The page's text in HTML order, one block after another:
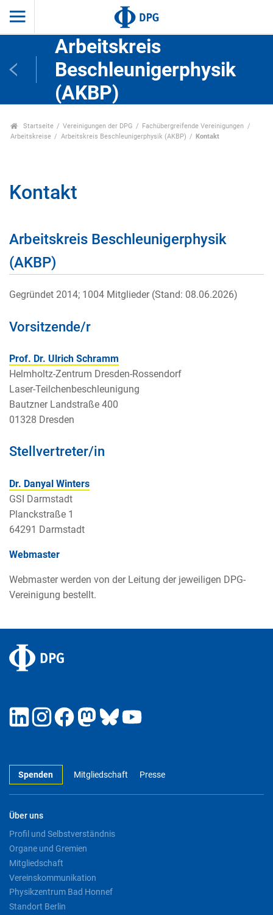
Arbeitskreis
Beschleunigerphysik
(AKBP)
Startseite Vereinigungen der DPG
Fachübergreifende Vereinigungen
Arbeitskreise
Arbeitskreis Beschleunigerphysik (AKBP) Kontakt
Kontakt
Arbeitskreis Beschleunigerphysik
(AKBP)
Gegründet 2014; 1004 Mitglieder (Stand: 08.06.2026)
Vorsitzende/r
Prof. Dr. Ulrich Schramm
Helmholtz-Zentrum Dresden-Rossendorf
Laser-Teilchenbeschleunigung
Bautzner Landstraße 400
01328 Dresden
Stellvertreter/in
Dr. Danyal Winters
GSI Darmstadt
Planckstraße 1
64291 Darmstadt
Webmaster
Webmaster werden von der Leitung der jeweiligen DPG-
Vereinigung bestellt.
Spenden Mitgliedschaft Presse
Über uns
Profil und Selbstverständnis
Organe und Gremien
Mitgliedschaft
Vereinskommunikation
Physikzentrum Bad Honnef
Standort Berlin